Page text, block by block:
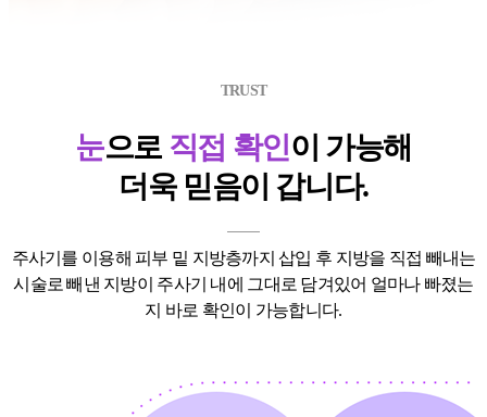
TRUST
눈으로 직접 확인이 가능해
더욱 믿음이 갑니다.
주사기를 이용해 피부 밑 지방층까지 삽입 후 지방을 직접 빼내는
시술로 빼낸 지방이 주사기 내에 그대로 담겨있어 얼마나 빠졌는
지 바로 확인이 가능합니다.